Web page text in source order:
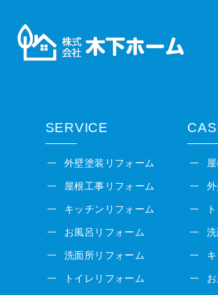
SERVICE
外壁塗装リフォーム
屋根工事リフォーム
キッチンリフォーム
お風呂リフォーム
洗面所リフォーム
トイレリフォーム